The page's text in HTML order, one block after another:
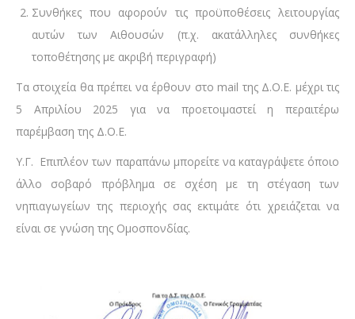
Συνθήκες που αφορούν τις προϋποθέσεις λειτουργίας
αυτών των Αιθουσών (π.χ. ακατάλληλες συνθήκες
τοποθέτησης με ακριβή περιγραφή)
Τα στοιχεία θα πρέπει να έρθουν στο mail της Δ.Ο.Ε. μέχρι τις
5 Απριλίου 2025 για να προετοιμαστεί η περαιτέρω
παρέμβαση της Δ.Ο.Ε.
Υ.Γ. Επιπλέον των παραπάνω μπορείτε να καταγράψετε όποιο
άλλο σοβαρό πρόβλημα σε σχέση με τη στέγαση των
νηπιαγωγείων της περιοχής σας εκτιμάτε ότι χρειάζεται να
είναι σε γνώση της Ομοσπονδίας.